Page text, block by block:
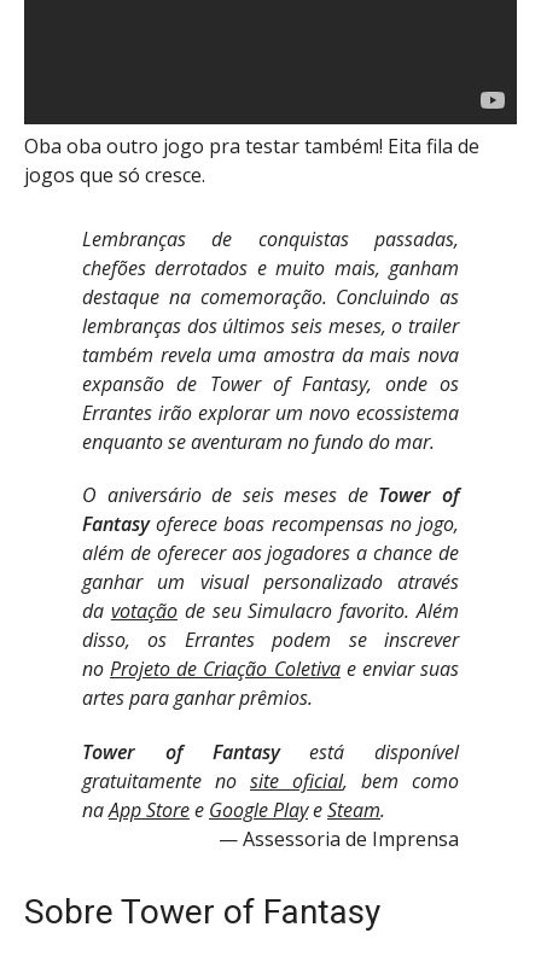
Oba oba outro jogo pra testar também! Eita fila de
jogos que só cresce.
Lembranças de conquistas passadas,
chefões derrotados e muito mais, ganham
destaque na comemoração. Concluindo as
lembranças dos últimos seis meses, o trailer
também revela uma amostra da mais nova
expansão de Tower of Fantasy, onde os
Errantes irão explorar um novo ecossistema
enquanto se aventuram no fundo do mar.
O aniversário de seis meses de Tower of
Fantasyoferece boas recompensas no jogo,
além de oferecer aos jogadores a chance de
ganhar um visual personalizado através
da votaçãode seu Simulacro favorito. Além
disso, os Errantes podem se inscrever
noProjeto de Criação Coletivae enviar suas
artes para ganhar prêmios.
Tower of Fantasyestá disponível
gratuitamente no site oficial, bem como
naApp Storee Google PlayeSteam.
Assessoria de Imprensa
Sobre Tower of Fantasy